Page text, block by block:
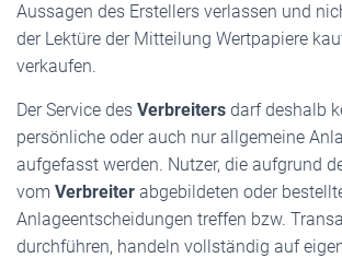
Aussagen des Erstellers verlassen und
der Lektüre der Mitteilung Wertpapiere
verkaufen.
Der Service des Verbreiters darf deshalb
persönliche oder auch nur allgemeine
aufgefasst werden. Nutzer, die aufgrund
vom Verbreiter abgebildeten oder
Anlageentscheidungen treffen bzw.
durchführen, handeln vollständig auf